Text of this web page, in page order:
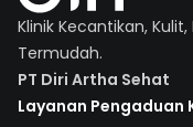
Klinik Kecantikan,
Termudah.
PT Diri Artha Sehat
Layanan Pengaduan